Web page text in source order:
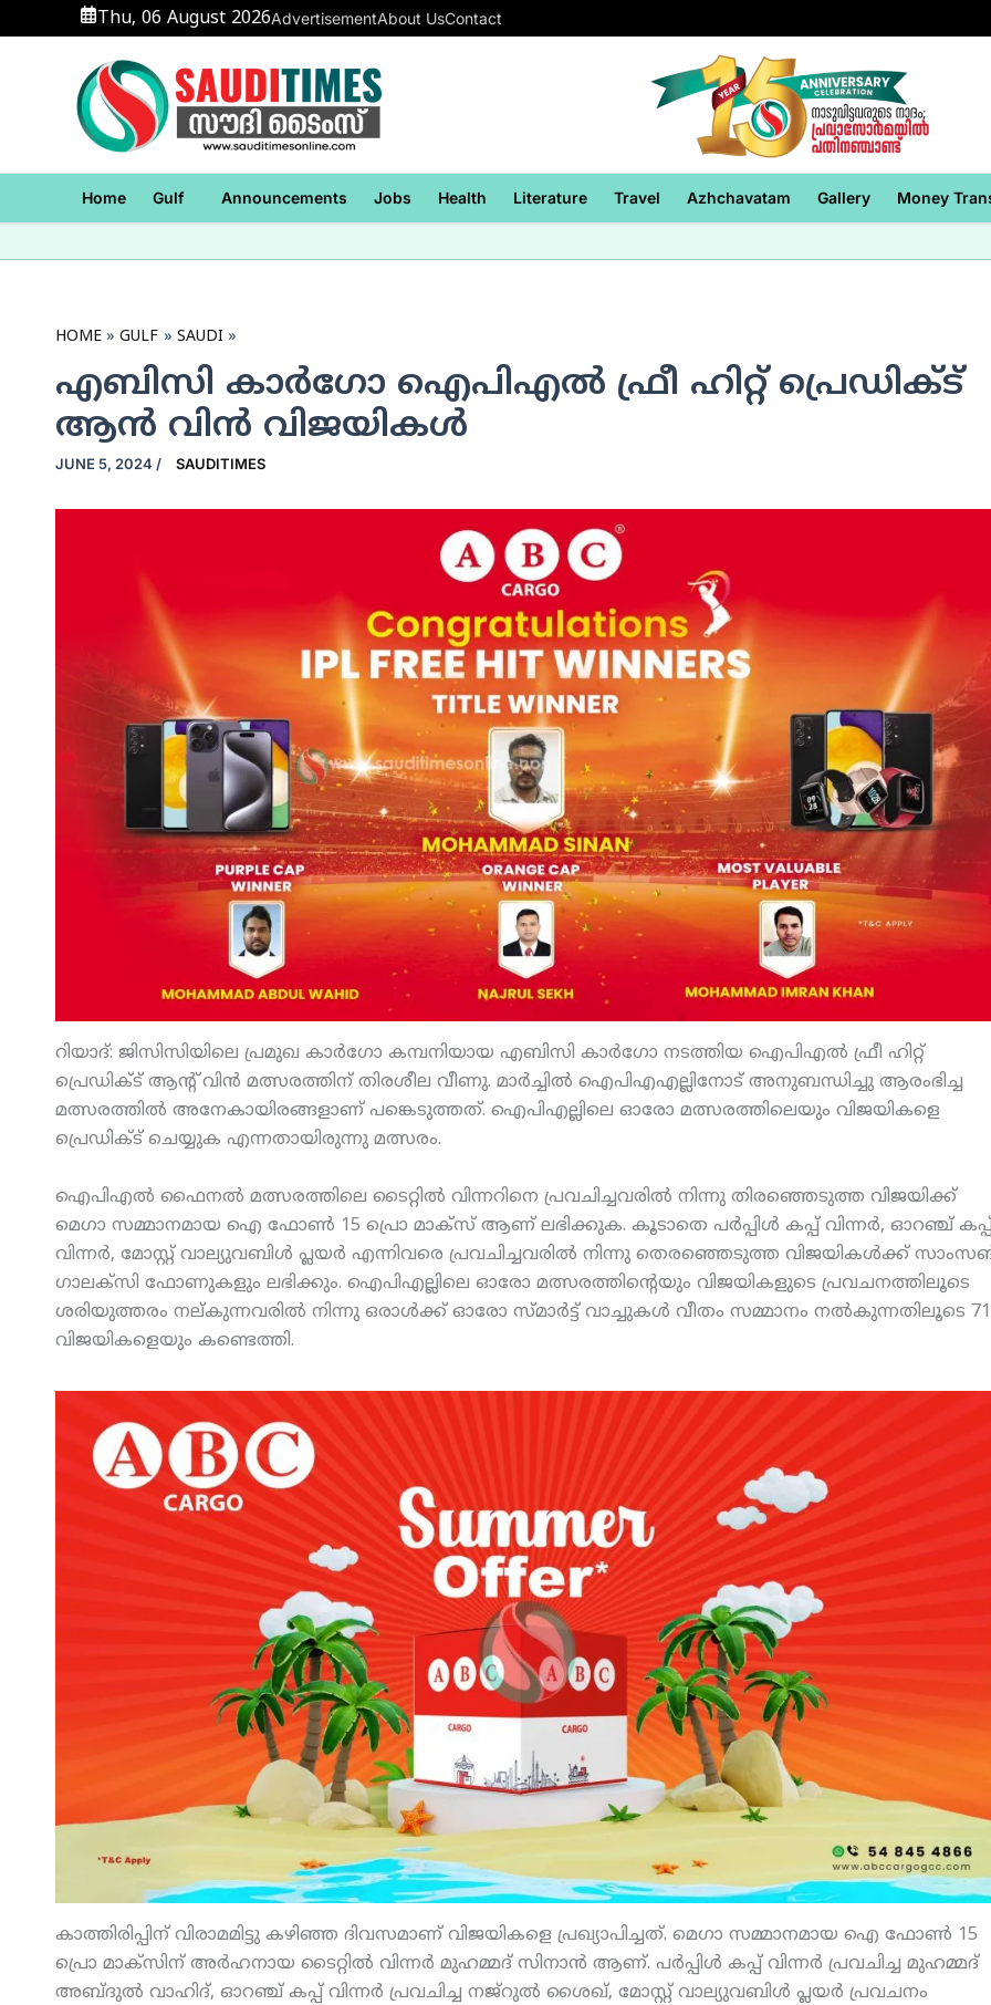
to
Thu, 06 August 2026AdvertisementAbout UsContact
Home Gulf Announcements Jobs Health Literature Travel Azhchavatam Gallery Money
HOME GULF SAUDI
എബിസി കാര്‍ഗോ ഐപിഎല്‍ ഫ്രീ ഹിറ്റ് പ്രെഡിക്ട്
ആന്‍ വിന്‍ വിജയികള്‍
JUNE 5, 2024 / SAUDITIMES
റിയാദ്: ജിസിസിയിലെ പ്രമുഖ കാര്‍ഗോ കമ്പനിയായ എബിസി കാര്‍ഗോ നടത്തിയ ഐപിഎല്‍ ഫ്രീ ഹിറ്റ്
പ്രെഡിക്ട് ആന്റ് വിന്‍ മത്സരത്തിന് തിരശീല വീണു. മാര്‍ച്ചില്‍ ഐപിഎഎല്ലിനോട് അനുബന്ധിച്ചു ആരംഭിച്ച
മത്സരത്തില്‍ അനേകായിരങ്ങളാണ് പങ്കെടുത്തത്. ഐപിഎല്ലിലെ ഓരോ മത്സരത്തിലെയും വിജയികളെ
പ്രെഡിക്ട് ചെയ്യുക എന്നതായിരുന്നു മത്സരം.
ഐപിഎല്‍ ഫൈനല്‍ മത്സരത്തിലെ ടൈറ്റില്‍ വിന്നറിനെ പ്രവചിച്ചവരില്‍ നിന്നു തിരഞ്ഞെടുത്ത വിജയിക്ക്
മെഗാ സമ്മാനമായ ഐ ഫോണ്‍ 15 പ്രൊ മാക്‌സ് ആണ് ലഭിക്കുക. കൂടാതെ പര്‍പ്പിള്‍ കപ്പ് വിന്നര്‍, ഓറഞ്ച്
വിന്നര്‍, മോസ്റ്റ് വാല്യുവബിള്‍ പ്ലയര്‍ എന്നിവരെ പ്രവചിച്ചവരില്‍ നിന്നു തെരഞ്ഞെടുത്ത വിജയികള്‍ക്ക്
ഗാലക്‌സി ഫോണുകളും ലഭിക്കും. ഐപിഎല്ലിലെ ഓരോ മത്സരത്തിന്റെയും വിജയികളുടെ പ്രവചനത്തിലൂടെ
ശരിയുത്തരം നല്കുന്നവരില്‍ നിന്നു ഒരാള്‍ക്ക് ഓരോ സ്മാര്‍ട്ട് വാച്ചുകള്‍ വീതം സമ്മാനം നല്‍കുന്നതിലൂടെ 71
വിജയികളെയും കണ്ടെത്തി.
കാത്തിരിപ്പിന് വിരാമമിട്ടു കഴിഞ്ഞ ദിവസമാണ് വിജയികളെ പ്രഖ്യാപിച്ചത്. മെഗാ സമ്മാനമായ ഐ ഫോണ്‍ 15
പ്രൊ മാക്‌സിന് അര്‍ഹനായ ടൈറ്റില്‍ വിന്നര്‍ മുഹമ്മദ് സിനാന്‍ ആണ്. പര്‍പ്പിള്‍ കപ്പ് വിന്നര്‍ പ്രവചിച്ച മുഹമ്മദ്
അബ്ദുല്‍ വാഹിദ്, ഓറഞ്ച് കപ്പ് വിന്നര്‍ പ്രവചിച്ച നജ്‌റുല്‍ ശൈഖ്, മോസ്റ്റ് വാല്യുവബിള്‍ പ്ലയര്‍ പ്രവചനം